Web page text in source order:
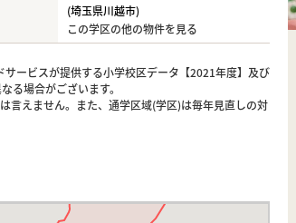
(埼玉県川越市)
この学区の他の物件を見る
ービスが提供する小学校区データ【2021年度】及び
る場合がございます。
言えません。また、通学区域(学区)は毎年見直しの対